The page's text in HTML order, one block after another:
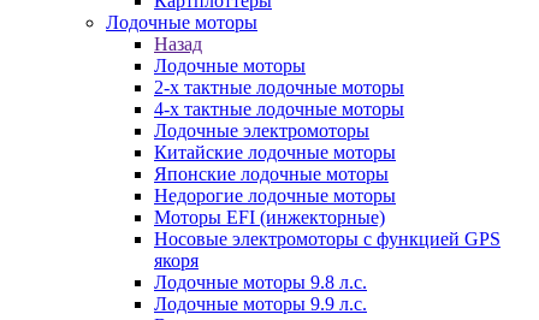
Лодочные моторы
Назад
Лодочные моторы
2-х тактные лодочные моторы
4-х тактные лодочные моторы
Лодочные электромоторы
Китайские лодочные моторы
Японские лодочные моторы
Недорогие лодочные моторы
Моторы EFI (инжекторные)
Носовые электромоторы с функцией GPS
якоря
Лодочные моторы 9.8 л.с.
Лодочные моторы 9.9 л.с.